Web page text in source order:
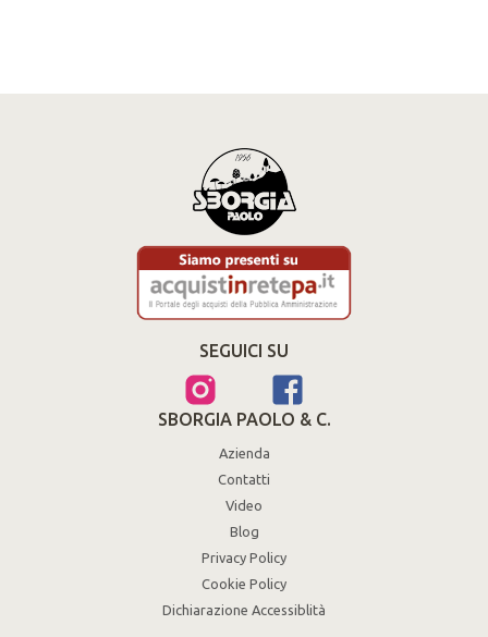
SEGUICI SU
SBORGIA PAOLO & C.
Azienda
Contatti
Video
Blog
Privacy Policy
Cookie Policy
Dichiarazione Accessiblità